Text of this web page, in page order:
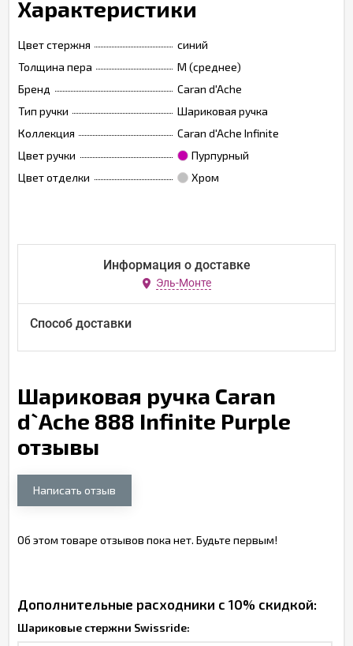
Характеристики
Цвет стержня
синий
Толщина пера
M (среднее)
Бренд
Caran d'Ache
Тип ручки
Шариковая ручка
Коллекция
Caran d'Ache Infinite
Цвет ручки
Пурпурный
Цвет отделки
Хром
Информация о доставке
Эль-Монте
Способ доставки
Шариковая ручка Caran
d`Ache 888 Infinite Purple
отзывы
Написать отзыв
Об этом товаре отзывов пока нет. Будьте первым!
Дополнительные расходники с 10% скидкой:
Шариковые стержни Swissride: